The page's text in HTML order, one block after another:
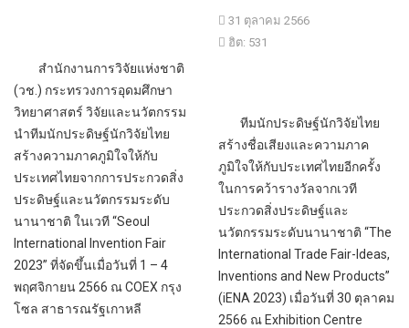
สำนักงานการวิจัยแห่งชาติ
(วช.) กระทรวงการอุดมศึกษา
วิทยาศาสตร์ วิจัยและนวัตกรรม
นำทีมนักประดิษฐ์นักวิจัยไทย
สร้างความภาคภูมิใจให้กับ
ประเทศไทยจากการประกวดสิ่ง
ประดิษฐ์และนวัตกรรมระดับ
นานาชาติ ในเวที “Seoul
International Invention Fair
2023” ที่จัดขึ้นเมื่อวันที่ 1 – 4
พฤศจิกายน 2566 ณ COEX กรุง
โซล สาธารณรัฐเกาหลี
31 ตุลาคม 2566
ฮิต: 531
ทีมนักประดิษฐ์นักวิจัยไทย
สร้างชื่อเสียงและความภาค
ภูมิใจให้กับประเทศไทยอีกครั้ง
ในการคว้ารางวัลจากเวที
ประกวดสิ่งประดิษฐ์และ
นวัตกรรมระดับนานาชาติ “The
International Trade Fair-Ideas,
Inventions and New Products”
(iENA 2023) เมื่อวันที่ 30 ตุลาคม
2566 ณ Exhibition Centre